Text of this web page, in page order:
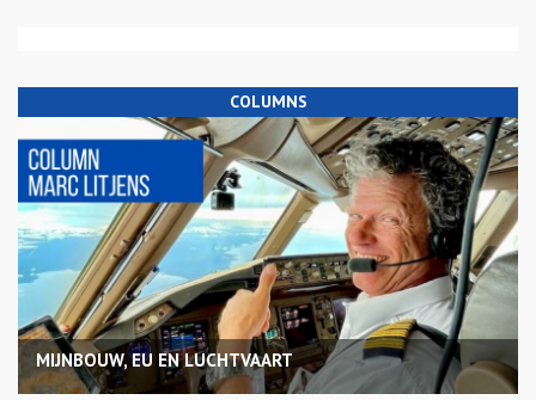
COLUMNS
MIJNBOUW, EU EN LUCHTVAART